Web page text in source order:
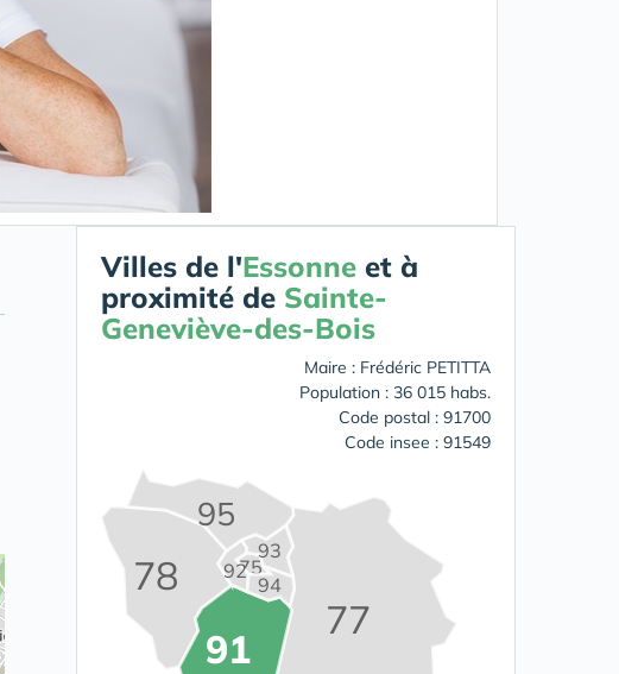
Villes de l'Essonne et à
proximité de Sainte-
Geneviève-des-Bois
Maire : Frédéric PETITTA
Population : 36 015 habs.
Code postal : 91700
Code insee : 91549
75
77
78
91
92
93
94
95